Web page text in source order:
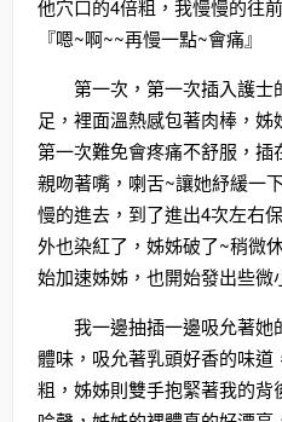
他穴口的4倍粗，我慢慢的往
『嗯~啊~~再慢一點~會痛』
第一次，第一次插入護
足，裡面溫熱感包著肉棒，
第一次難免會疼痛不舒服，
親吻著嘴，喇舌~讓她紓緩一
慢的進去，到了進出4次左右
外也染紅了，姊姊破了~稍微
始加速姊姊，也開始發出些微
我一邊抽插一邊吸允著她
體味，吸允著乳頭好香的味
粗，姊姊則雙手抱緊著我的